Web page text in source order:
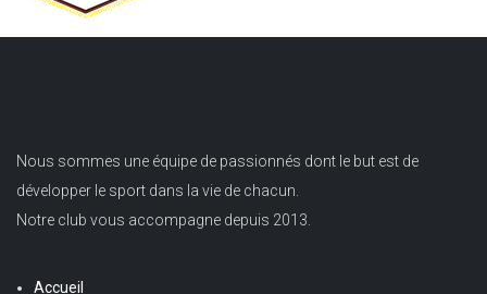
Nous sommes une équipe de passionnés dont le but est de
développer le sport dans la vie de chacun.
Notre club vous accompagne depuis 2013.
Accueil